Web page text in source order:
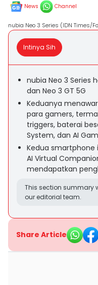
News Channel
nubia Neo 3 Series (IDN Times/
Intinya Sih
nubia Neo 3 Series
dan Neo 3 GT 5G
Keduanya
para gamers,
triggers, baterai
System, dan AI
Kedua smartphone
AI Virtual
mendapatkan
This section summary
our editorial team.
Share Article